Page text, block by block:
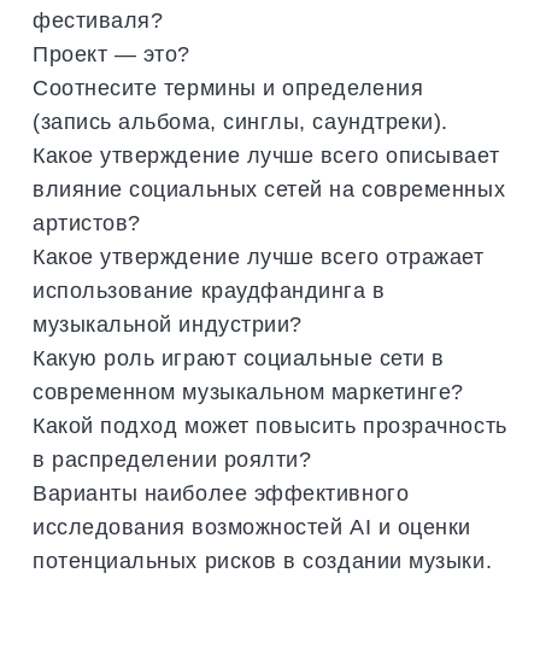
фестиваля?
Проект — это?
Соотнесите термины и определения
(запись альбома, синглы, саундтреки).
Какое утверждение лучше всего описывает
влияние социальных сетей на современных
артистов?
Какое утверждение лучше всего отражает
использование краудфандинга в
музыкальной индустрии?
Какую роль играют социальные сети в
современном музыкальном маркетинге?
Какой подход может повысить прозрачность
в распределении роялти?
Варианты наиболее эффективного
исследования возможностей AI и оценки
потенциальных рисков в создании музыки.